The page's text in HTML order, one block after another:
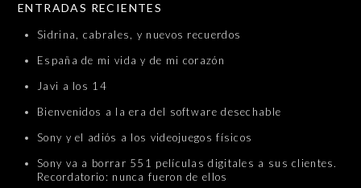
ENTRADAS RECIENTES
Sidrina, cabrales, y nuevos recuerdos
España de mi vida y de mi corazón
Javi a los 14
Bienvenidos a la era del software desechable
Sony y el adiós a los videojuegos físicos
Sony va a borrar 551 películas digitales a sus clientes.
Recordatorio: nunca fueron de ellos